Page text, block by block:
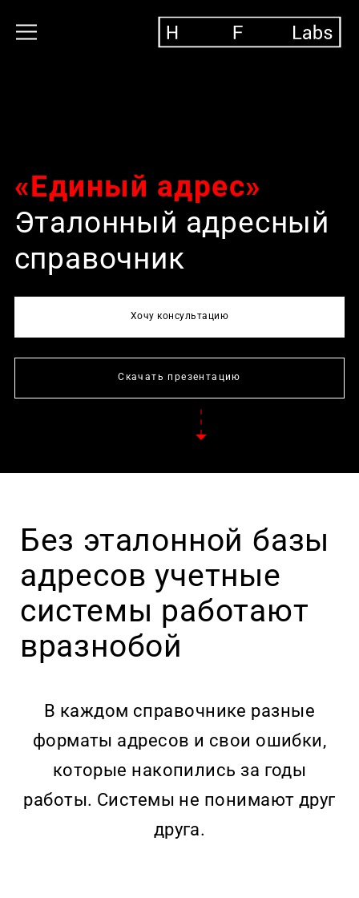
«Единый адрес»
Эталонный адресный
справочник
Хочу консультацию
Скачать презентацию
Без эталонной базы
адресов учетные
системы работают
вразнобой
В каждом справочнике разные
форматы адресов и свои ошибки,
которые накопились за годы
работы. Системы не понимают друг
друга.